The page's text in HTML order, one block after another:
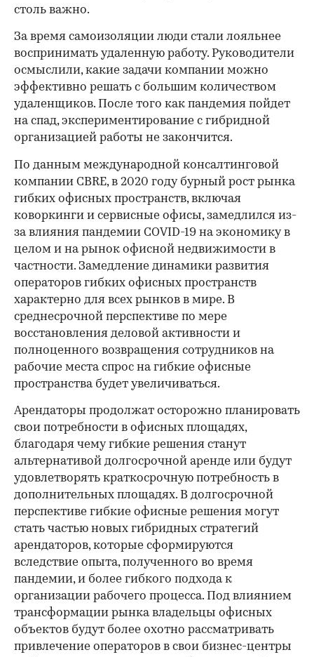
столь важно.
За время самоизоляции люди стали лояльнее
воспринимать удаленную работу. Руководители
осмыслили, какие задачи компании можно
эффективно решать с большим количеством
удаленщиков. После того как пандемия пойдет
на спад, экспериментирование с гибридной
организацией работы не закончится.
По данным международной консалтинговой
компании CBRE, в 2020 году бурный рост рынка
гибких офисных пространств, включая
коворкинги и сервисные офисы, замедлился из-
за влияния пандемии COVID-19 на экономику в
целом и на рынок офисной недвижимости в
частности. Замедление динамики развития
операторов гибких офисных пространств
характерно для всех рынков в мире. В
среднесрочной перспективе по мере
восстановления деловой активности и
полноценного возвращения сотрудников на
рабочие места спрос на гибкие офисные
пространства будет увеличиваться.
Арендаторы продолжат осторожно планировать
свои потребности в офисных площадях,
благодаря чему гибкие решения станут
альтернативой долгосрочной аренде или будут
удовлетворять краткосрочную потребность в
дополнительных площадях. В долгосрочной
перспективе гибкие офисные решения могут
стать частью новых гибридных стратегий
арендаторов, которые сформируются
вследствие опыта, полученного во время
пандемии, и более гибкого подхода к
организации рабочего процесса. Под влиянием
трансформации рынка владельцы офисных
объектов будут более охотно рассматривать
привлечение операторов в свои бизнес-центры